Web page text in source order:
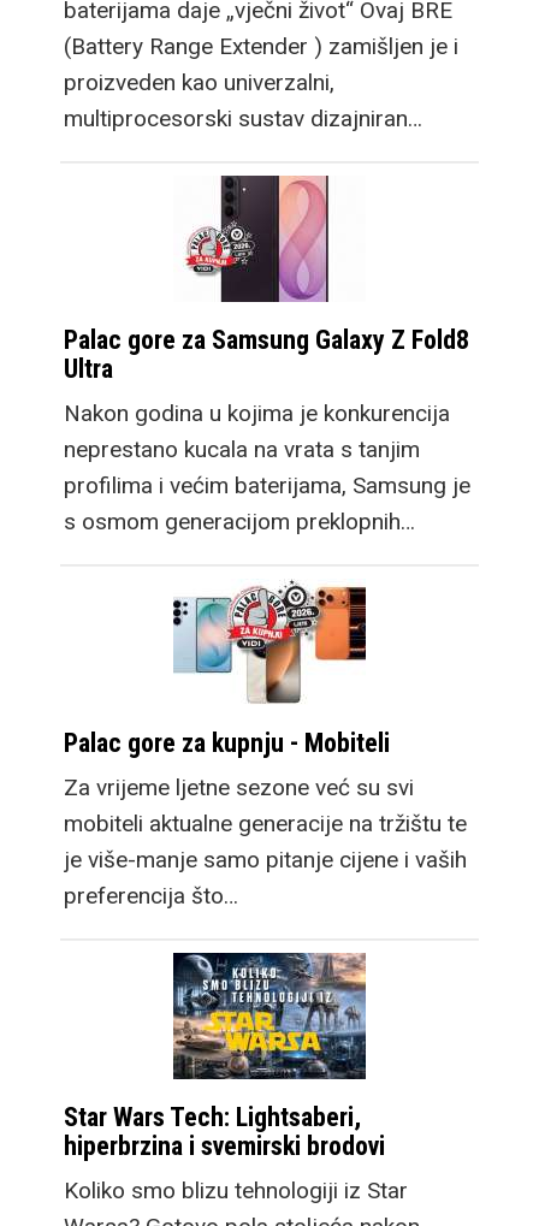
baterijama daje „vječni život“ Ovaj BRE
(Battery Range Extender ) zamišljen je i
proizveden kao univerzalni,
multiprocesorski sustav dizajniran…
Palac gore za Samsung Galaxy Z Fold8
Ultra
Nakon godina u kojima je konkurencija
neprestano kucala na vrata s tanjim
profilima i većim baterijama, Samsung je
s osmom generacijom preklopnih…
Palac gore za kupnju - Mobiteli
Za vrijeme ljetne sezone već su svi
mobiteli aktualne generacije na tržištu te
je više-manje samo pitanje cijene i vaših
preferencija što…
Star Wars Tech: Lightsaberi,
hiperbrzina i svemirski brodovi
Koliko smo blizu tehnologiji iz Star